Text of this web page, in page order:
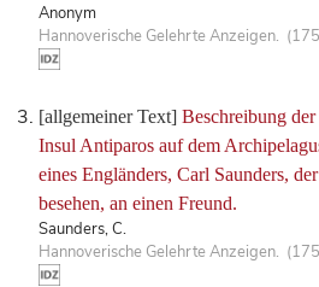
Anonym
Hannoverische Gelehrte Anzeigen.
[allgemeiner Text] Beschreibung
Insul Antiparos auf dem
eines Engländers, Carl Saunders,
besehen, an einen Freund.
Saunders, C.
Hannoverische Gelehrte Anzeigen.